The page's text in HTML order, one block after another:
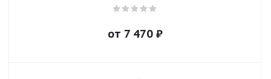
от 7 470₽